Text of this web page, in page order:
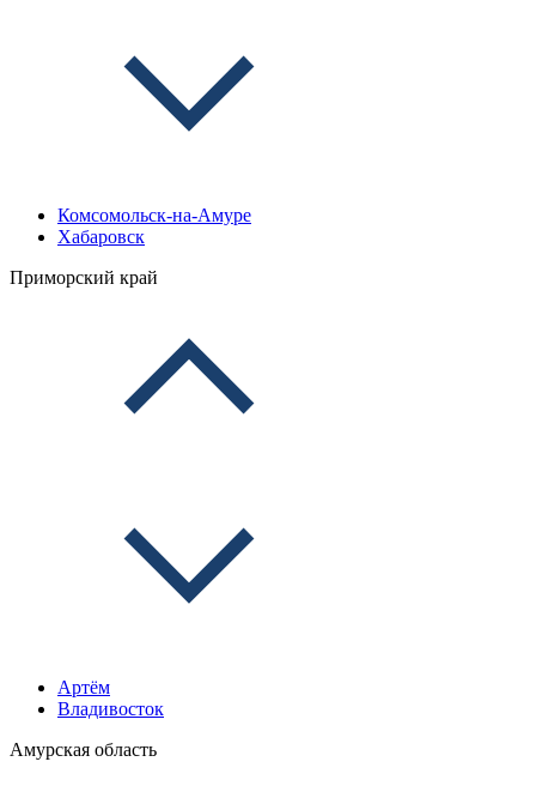
Комсомольск-на-Амуре
Хабаровск
Приморский край
Артём
Владивосток
Амурская область